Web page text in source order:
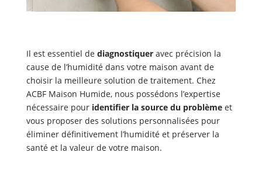
Il est essentiel de diagnostiqueravec précision la
cause de l’humidité dans votre maison avant de
choisir la meilleure solution de traitement. Chez
ACBF Maison Humide, nous possédons l’expertise
nécessaire pour identifier la source du problèmeet
vous proposer des solutions personnalisées pour
éliminer définitivement l’humidité et préserver la
santé et la valeur de votre maison.